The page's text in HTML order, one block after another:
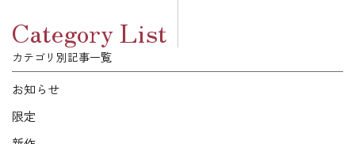
Category List
カテゴリ別記事一覧
お知らせ
限定